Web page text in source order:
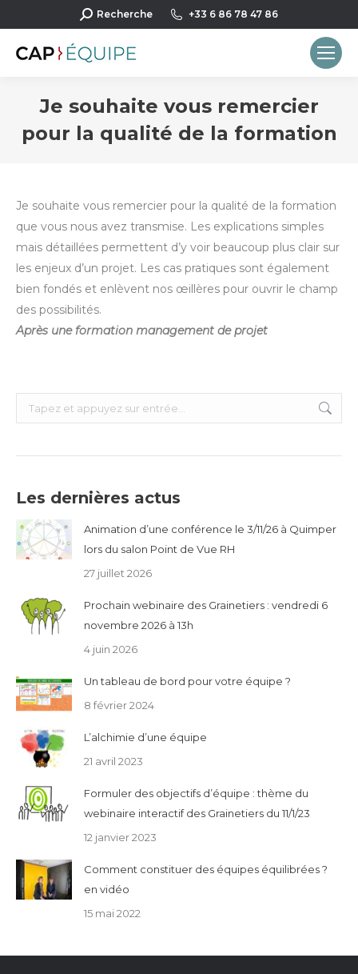
Recherche
:
Recherche +33 6 86 78 47 86
Je souhaite vous remercier
pour la qualité de la formation
Je souhaite vous remercier pour la qualité de la formation
que vous nous avez transmise. Les explications simples
mais détaillées permettent d’y voir beaucoup plus clair sur
les enjeux d’un projet. Les cas pratiques sont également
bien fondés et enlèvent nos œillères pour ouvrir le champ
des possibilités.
Après une formation management de projet
Recherche
:
Les dernières actus
Animation d’une conférence le 3/11/26 à Quimper
lors du salon Point de Vue RH
27 juillet 2026
Prochain webinaire des Grainetiers : vendredi 6
novembre 2026 à 13h
4 juin 2026
Un tableau de bord pour votre équipe ?
8 février 2024
L’alchimie d’une équipe
21 avril 2023
Formuler des objectifs d’équipe : thème du
webinaire interactif des Grainetiers du 11/1/23
12 janvier 2023
Comment constituer des équipes équilibrées ?
en vidéo
15 mai 2022